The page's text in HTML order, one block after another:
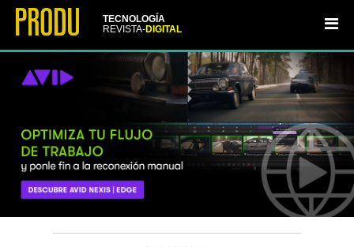
TECNOLOGÍA
REVISTA-DIGITAL